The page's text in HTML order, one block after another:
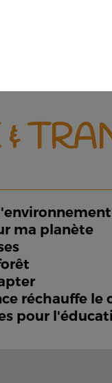
ma planète
réchauffe le
pour